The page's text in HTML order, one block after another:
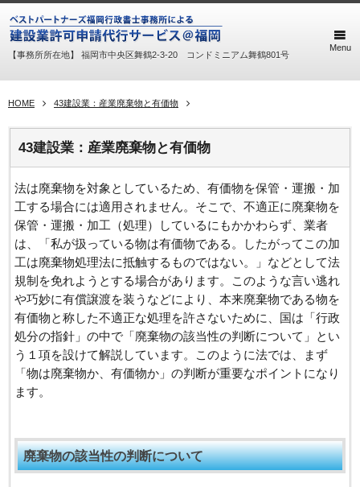
【事務所所在地】 福岡市中央区舞鶴2-3-20 コンドミニアム舞鶴801号
Menu
HOME 43建設業：産業廃棄物と有価物
43建設業：産業廃棄物と有価物
法は廃棄物を対象としているため、有価物を保管・運搬・加
工する場合には適用されません。そこで、不適正に廃棄物を
保管・運搬・加工（処理）しているにもかかわらず、業者
は、「私が扱っている物は有価物である。したがってこの加
工は廃棄物処理法に抵触するものではない。」などとして法
規制を免れようとする場合があります。このような言い逃れ
や巧妙に有償譲渡を装うなどにより、本来廃棄物である物を
有価物と称した不適正な処理を許さないために、国は「行政
処分の指針」の中で「廃棄物の該当性の判断について」とい
う１項を設けて解説しています。このように法では、まず
「物は廃棄物か、有価物か」の判断が重要なポイントになり
ます。
廃棄物の該当性の判断について